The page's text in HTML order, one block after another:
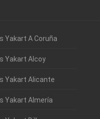
Yakart A Coruña
Yakart Alcoy
Yakart Alicante
Yakart Almería